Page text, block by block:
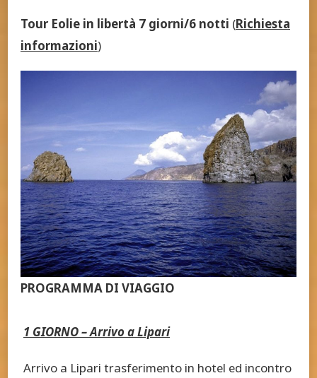
Tour Eolie in libertà 7 giorni/6 notti (Richiesta
informazioni)
PROGRAMMA DI VIAGGIO
1 GIORNO – Arrivo a Lipari
Arrivo a Lipari trasferimento in hotel ed incontro